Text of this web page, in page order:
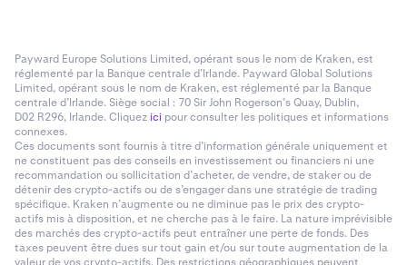
Payward Europe Solutions Limited, opérant sous le nom de Kraken, est
réglementé par la Banque centrale d’Irlande. Payward Global Solutions
Limited, opérant sous le nom de Kraken, est réglementé par la Banque
centrale d’Irlande. Siège social : 70 Sir John Rogerson’s Quay, Dublin,
D02 R296, Irlande. Cliquezici pour consulter les politiques et informations
connexes.
Ces documents sont fournis à titre d’information générale uniquement et
ne constituent pas des conseils en investissement ou financiers ni une
recommandation ou sollicitation d’acheter, de vendre, de staker ou de
détenir des crypto-actifs ou de s’engager dans une stratégie de trading
spécifique. Kraken n’augmente ou ne diminue pas le prix des crypto-
actifs mis à disposition, et ne cherche pas à le faire. La nature imprévisible
des marchés des crypto-actifs peut entraîner une perte de fonds. Des
taxes peuvent être dues sur tout gain et/ou sur toute augmentation de la